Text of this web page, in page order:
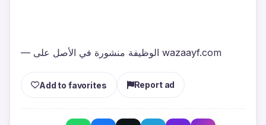
— الوظيفة منشورة في الأصل على wazaayf.com
Add to favorites Report ad